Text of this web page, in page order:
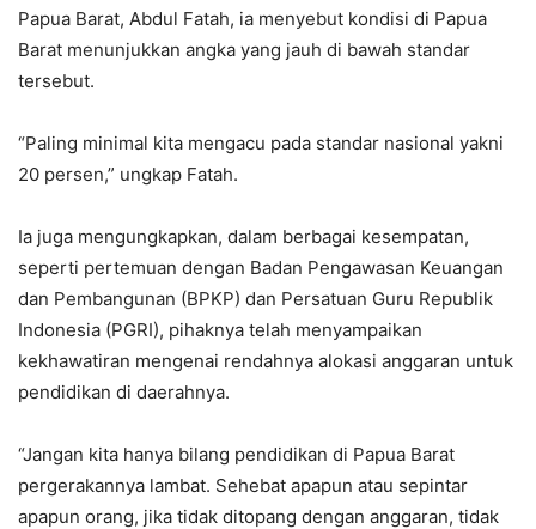
Papua Barat, Abdul Fatah, ia menyebut kondisi di Papua
Barat menunjukkan angka yang jauh di bawah standar
tersebut.
“Paling minimal kita mengacu pada standar nasional yakni
20 persen,” ungkap Fatah.
Ia juga mengungkapkan, dalam berbagai kesempatan,
seperti pertemuan dengan Badan Pengawasan Keuangan
dan Pembangunan (BPKP) dan Persatuan Guru Republik
Indonesia (PGRI), pihaknya telah menyampaikan
kekhawatiran mengenai rendahnya alokasi anggaran untuk
pendidikan di daerahnya.
“Jangan kita hanya bilang pendidikan di Papua Barat
pergerakannya lambat. Sehebat apapun atau sepintar
apapun orang, jika tidak ditopang dengan anggaran, tidak